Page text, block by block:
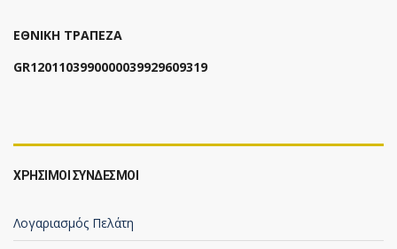
ΕΘΝΙΚΗ ΤΡΑΠΕΖΑ
GR1201103990000039929609319
ΧΡΗΣΙΜΟΙ ΣΥΝΔΕΣΜΟΙ
Λογαριασμός Πελάτη